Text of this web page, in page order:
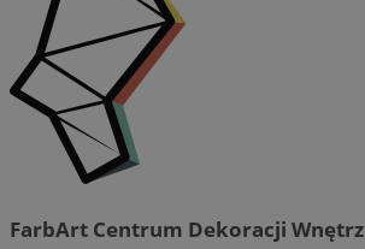
FarbArt Centrum Dekoracji Wnętrz